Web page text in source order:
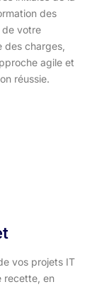
des
de votre
charges,
agile et
réussie.
vos projets IT
recette, en